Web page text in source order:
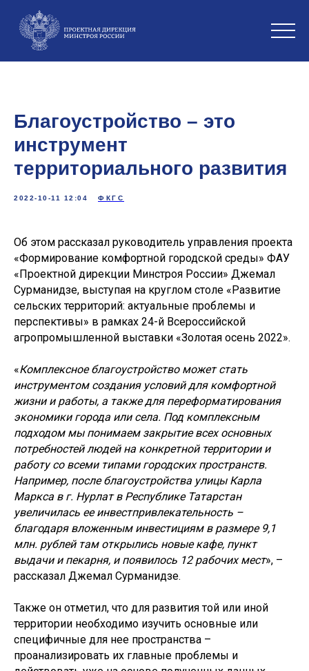
Благоустройство – это
инструмент
территориального развития
2022-10-11 12:04 ФКГС
Об этом рассказал руководитель управления проекта
«Формирование комфортной городской среды» ФАУ
«Проектной дирекции Минстроя России» Джемал
Сурманидзе, выступая на круглом столе «Развитие
сельских территорий: актуальные проблемы и
перспективы» в рамках 24-й Всероссийской
агропромышленной выставки «Золотая осень 2022».
«Комплексное благоустройство может стать
инструментом создания условий для комфортной
жизни и работы, а также для переформатирования
экономики города или села. Под комплексным
подходом мы понимаем закрытие всех основных
потребностей людей на конкретной территории и
работу со всеми типами городских пространств.
Например, после благоустройства улицы Карла
Маркса в г. Нурлат в Республике Татарстан
увеличилась ее инвестпривлекательность –
благодаря вложенным инвестициям в размере 9,1
млн. рублей там открылись новые кафе, пункт
выдачи и пекарня, и появилось 12 рабочих мест», –
рассказал Джемал Сурманидзе.
Также он отметил, что для развития той или иной
территории необходимо изучить основные или
специфичные для нее пространства –
проанализировать их главные проблемы и